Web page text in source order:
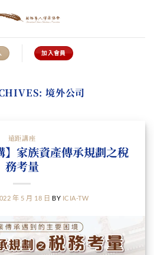
加入會員
境外公司
遠距講座
】家族資產傳承規劃之稅
務考量
年 5 月 18 日 BY ICIA-TW